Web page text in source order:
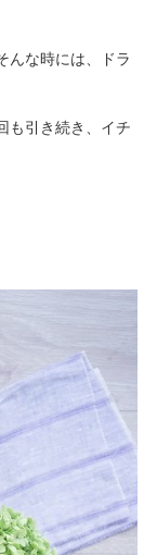
んな時には、ドラ
も引き続き、イチ